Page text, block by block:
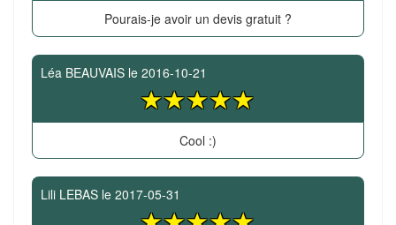
Pourais-je avoir un devis gratuit ?
Léa BEAUVAIS le 2016-10-21
Cool :)
Lili LEBAS le 2017-05-31